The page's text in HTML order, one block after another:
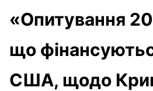
«Опитування
що
США, щодо